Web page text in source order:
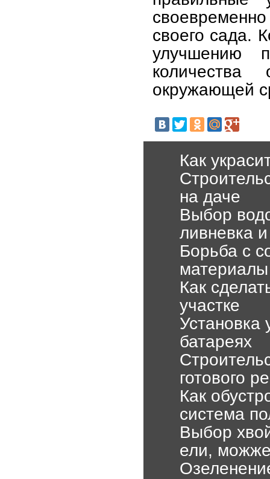
своего сада.
улучшению
окружающей
Как
на даче
Выбор
ливневка
Борьба с
Как
участке
Установка
батареях
готового
Как
система
Выбор
ели,